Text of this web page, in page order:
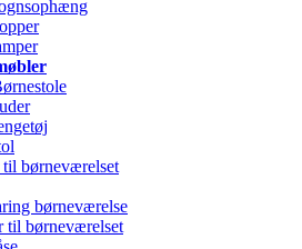
børneværelset
børneværelse
til børneværelset